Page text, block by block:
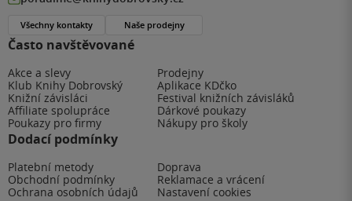
Často navštěvované
Akce a slevy
Prodejny
Klub Knihy Dobrovský
Aplikace KDčko
Knižní závisláci
Festival knižních závisláků
Affiliate spolupráce
Dárkové poukazy
Poukazy pro firmy
Nákupy pro školy
Dodací podmínky
Platební metody
Doprava
Obchodní podmínky
Reklamace a vrácení
Ochrana osobních údajů
Nastavení cookies
Všechny kontakty Naše prodejny